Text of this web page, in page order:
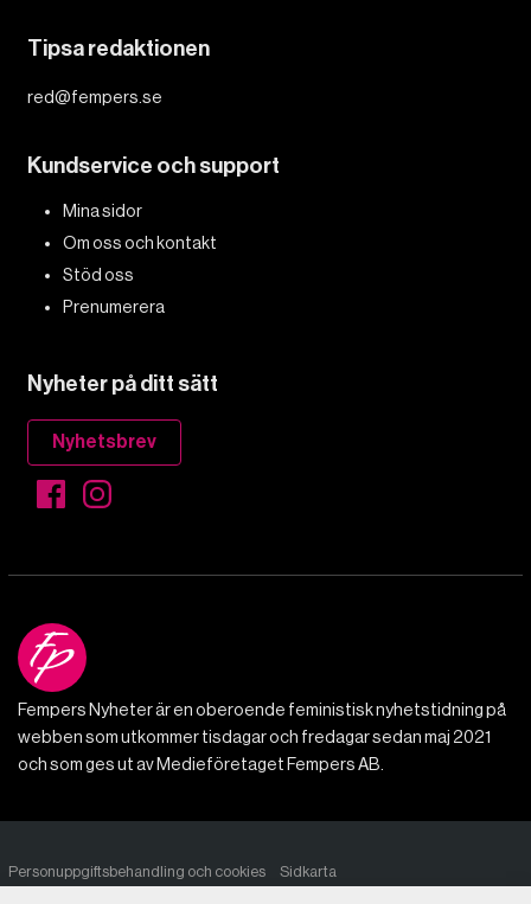
Tipsa redaktionen
red@fempers.se
Kundservice och support
Mina sidor
Om oss och kontakt
Stöd oss
Prenumerera
Nyheter på ditt sätt
Nyhetsbrev
Fempers Nyheter är en oberoende feministisk nyhetstidning på
webben som utkommer tisdagar och fredagar sedan maj 2021
och som ges ut av Medieföretaget Fempers AB.
Personuppgiftsbehandling och cookies Sidkarta